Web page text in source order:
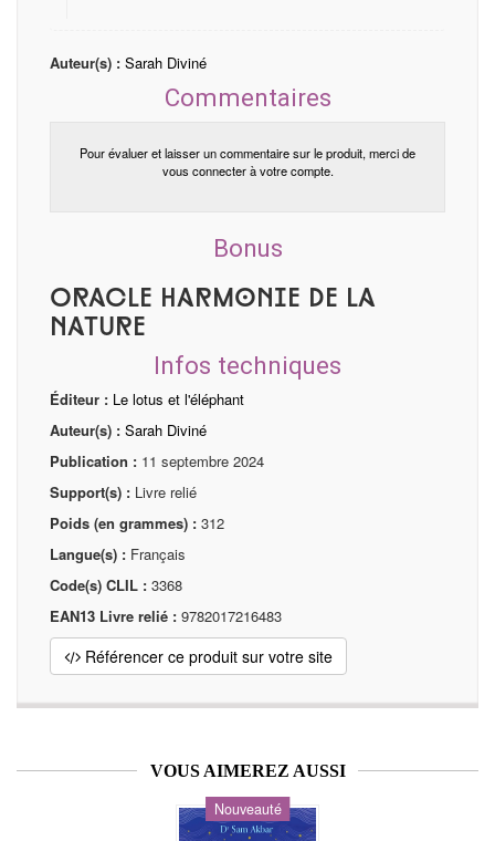
Auteur(s) : Sarah Diviné
Commentaires
Pour évaluer et laisser un commentaire sur le produit, merci de
vous connecter à votre compte.
Bonus
Oracle Harmonie de la
nature
Infos techniques
Éditeur : Le lotus et l'éléphant
Auteur(s) : Sarah Diviné
Publication : 11 septembre 2024
Support(s) : Livre relié
Poids (en grammes) : 312
Langue(s) : Français
Code(s) CLIL : 3368
EAN13 Livre relié : 9782017216483
Référencer ce produit sur votre site
VOUS AIMEREZ AUSSI
Nouveauté